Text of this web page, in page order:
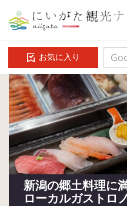
お気に入り
新潟の郷土料理に
ローカルガストロ